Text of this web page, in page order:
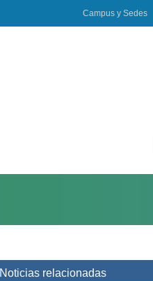
Campus y Sedes
Noticias relacionadas